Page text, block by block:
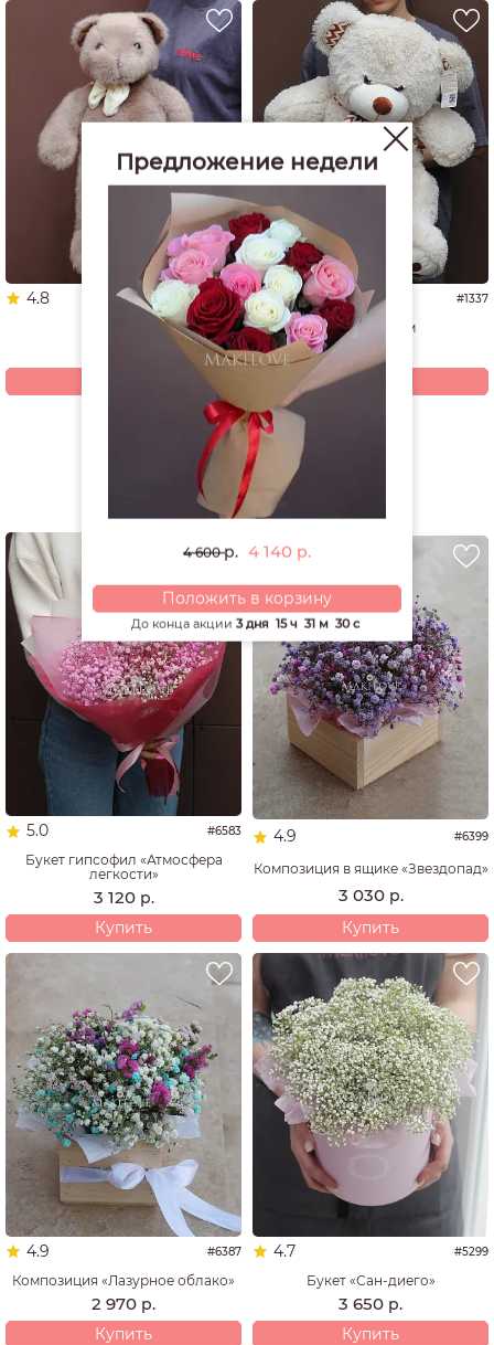
4.8 #1653 4.9 #1337
Мишка 60 см
4 940
Купить
Смотреть все открытки и игрушки
РЕКОМЕНДУЕМ
5.0 #6583
Букет гипсофил «Атмосфера
легкости»
3 120 р.
Купить
4.9 #6399
Композиция в ящике «Звездопад»
3 030 р.
Купить
4.9 #6387
Композиция «Лазурное облако»
2 970 р.
Купить
4.7 #5299
Букет «Сан-диего»
3 650 р.
Купить
Предложение недели
4 600р. 4 140 р.
Положить в корзину
До конца акции 3 дня 15 ч 31 м 29 с